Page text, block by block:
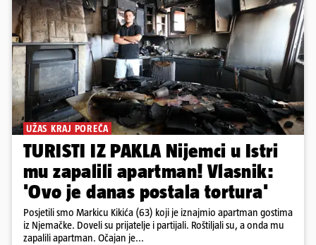
UŽAS KRAJ POREČA
TURISTI IZ PAKLA Nijemci u Istri
mu zapalili apartman! Vlasnik:
'Ovo je danas postala tortura'
Posjetili smo Markicu Kikića (63) koji je iznajmio apartman gostima
iz Njemačke. Doveli su prijatelje i partijali. Roštiljali su, a onda mu
zapalili apartman. Očajan je...